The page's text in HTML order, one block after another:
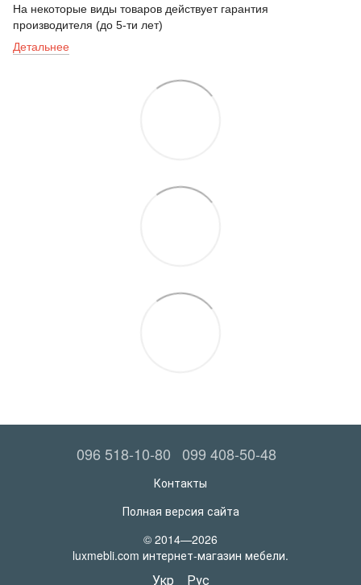
На некоторые виды товаров действует гарантия
производителя (до 5-ти лет)
Детальнее
096 518-10-80 099 408-50-48
Контакты
Полная версия сайта
© 2014—2026
luxmebli.com интернет-магазин мебели.
Укр Рус